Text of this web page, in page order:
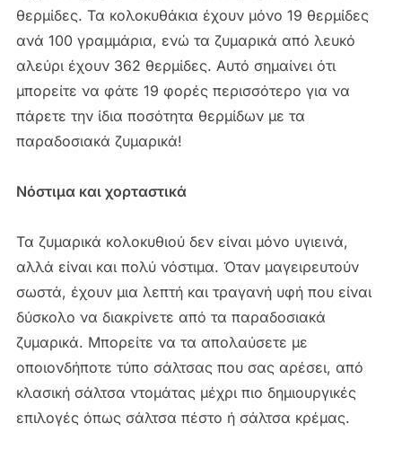
θερμίδες. Τα κολοκυθάκια έχουν μόνο 19 θερμίδες
ανά 100 γραμμάρια, ενώ τα ζυμαρικά από λευκό
αλεύρι έχουν 362 θερμίδες. Αυτό σημαίνει ότι
μπορείτε να φάτε 19 φορές περισσότερο για να
πάρετε την ίδια ποσότητα θερμίδων με τα
παραδοσιακά ζυμαρικά!
Νόστιμα και χορταστικά
Τα ζυμαρικά κολοκυθιού δεν είναι μόνο υγιεινά,
αλλά είναι και πολύ νόστιμα. Όταν μαγειρευτούν
σωστά, έχουν μια λεπτή και τραγανή υφή που είναι
δύσκολο να διακρίνετε από τα παραδοσιακά
ζυμαρικά. Μπορείτε να τα απολαύσετε με
οποιονδήποτε τύπο σάλτσας που σας αρέσει, από
κλασική σάλτσα ντομάτας μέχρι πιο δημιουργικές
επιλογές όπως σάλτσα πέστο ή σάλτσα κρέμας.